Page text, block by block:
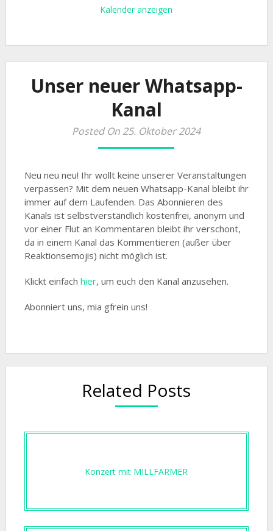
Kalender anzeigen
Unser neuer Whatsapp-
Kanal
Posted On 25. Oktober 2024
Neu neu neu! Ihr wollt keine unserer Veranstaltungen
verpassen? Mit dem neuen Whatsapp-Kanal bleibt ihr
immer auf dem Laufenden. Das Abonnieren des
Kanals ist selbstverständlich kostenfrei, anonym und
vor einer Flut an Kommentaren bleibt ihr verschont,
da in einem Kanal das Kommentieren (außer über
Reaktionsemojis) nicht möglich ist.
Klickt einfach hier, um euch den Kanal anzusehen.
Abonniert uns, mia gfrein uns!
Related Posts
Konzert mit MILLFARMER